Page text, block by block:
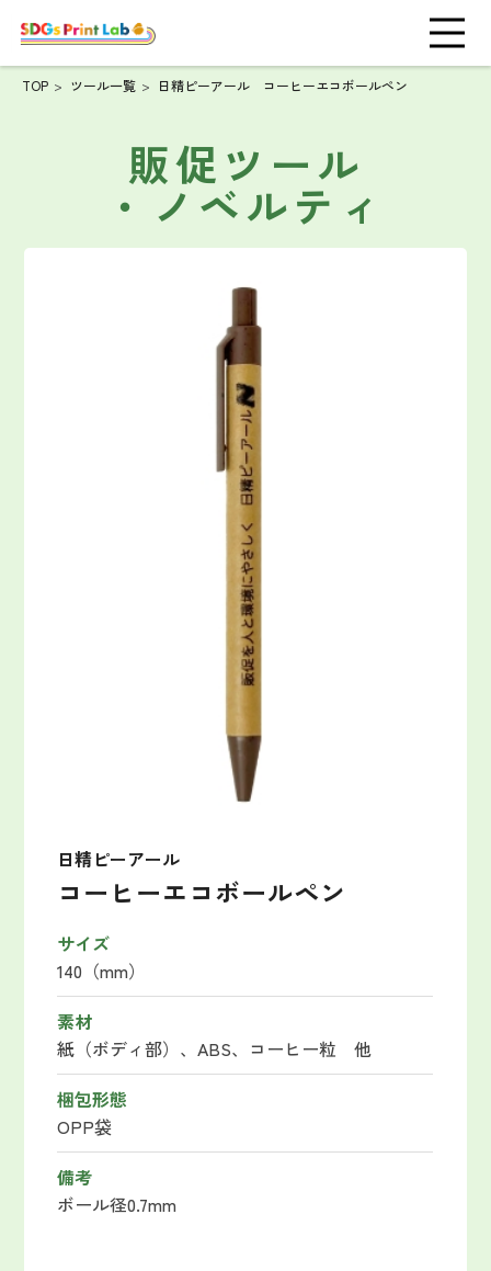
TOP ツール一覧 日精ピーアール コーヒーエコボールペン
販促ツール
・ノベルティ
日精ピーアール
コーヒーエコボールペン
サイズ
140（mm）
素材
紙（ボディ部）、ABS、コーヒー粒 他
梱包形態
OPP袋
備考
ボール径0.7mm